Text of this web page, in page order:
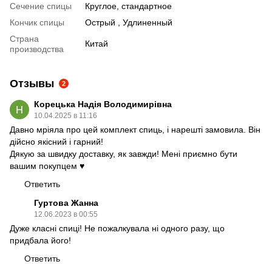
Сечение спицы
Круглое, стандартное
Кончик спицы
Острый , Удлиненный
Страна
производства
Китай
Отзывы 2
Корецька Надія Володимирівна
10.04.2025 в 11:16
Давно мріяла про цей комплект спиць, і нарешті замовила. Він
дійсно якісний і гарний!
Дякую за швидку доставку, як завжди! Мені приємно бути
вашим покупцем ♥️
Ответить
Гуртова Жанна
12.06.2023 в 00:55
Дуже класні спиці! Не пожалкувала ні одного разу, що
придбала його!
Ответить